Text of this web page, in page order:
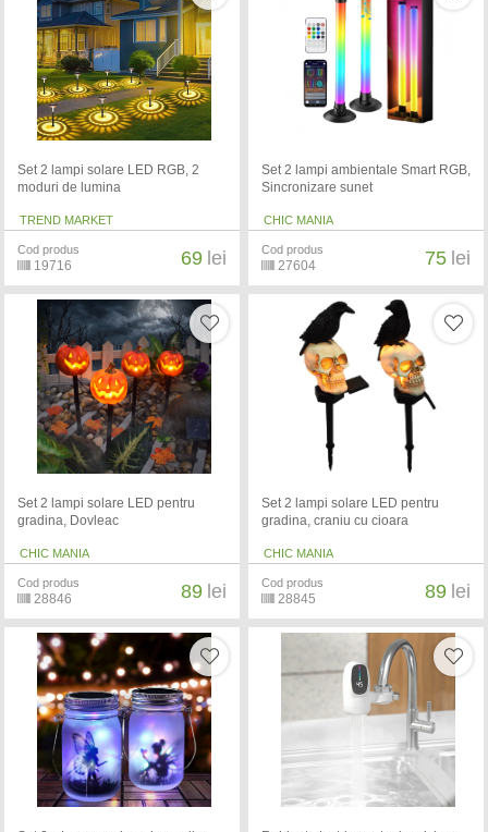
Set 2 lampi solare LED RGB, 2
moduri de lumina
TREND MARKET
Cod produs
19716 69 lei
Set 2 lampi ambientale Smart RGB,
Sincronizare sunet
CHIC MANIA
Cod produs
27604 75 lei
Set 2 lampi solare LED pentru
gradina, Dovleac
CHIC MANIA
Cod produs
28846 89 lei
Set 2 lampi solare LED pentru
gradina, craniu cu cioara
CHIC MANIA
Cod produs
28845 89 lei